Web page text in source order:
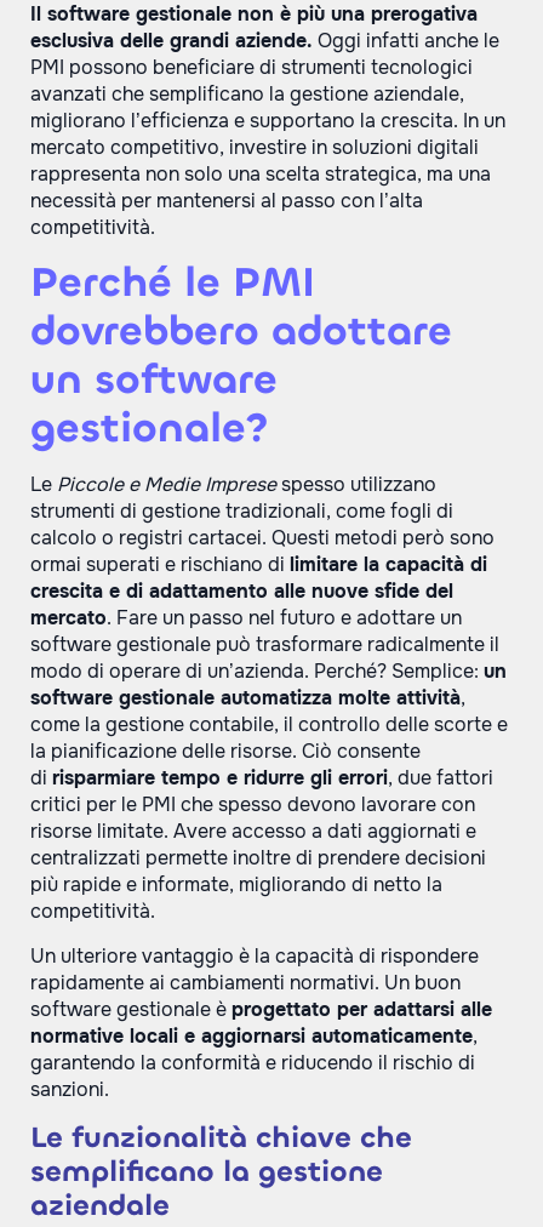
Il software gestionale non è più una prerogativa
esclusiva delle grandi aziende. Oggi infatti anche le
PMI possono beneficiare di strumenti tecnologici
avanzati che semplificano la gestione aziendale,
migliorano l’efficienza e supportano la crescita. In un
mercato competitivo, investire in soluzioni digitali
rappresenta non solo una scelta strategica, ma una
necessità per mantenersi al passo con l’alta
competitività.
Perché le PMI
dovrebbero adottare
un software
gestionale?
Le Piccole e Medie Impresespesso utilizzano
strumenti di gestione tradizionali, come fogli di
calcolo o registri cartacei. Questi metodi però sono
ormai superati e rischiano di limitare la capacità di
crescita e di adattamento alle nuove sfide del
mercato. Fare un passo nel futuro e adottare un
software gestionale può trasformare radicalmente il
modo di operare di un’azienda. Perché? Semplice: un
software gestionale automatizza molte attività,
come la gestione contabile, il controllo delle scorte e
la pianificazione delle risorse. Ciò consente
di risparmiare tempo e ridurre gli errori, due fattori
critici per le PMI che spesso devono lavorare con
risorse limitate. Avere accesso a dati aggiornati e
centralizzati permette inoltre di prendere decisioni
più rapide e informate, migliorando di netto la
competitività.
Un ulteriore vantaggio è la capacità di rispondere
rapidamente ai cambiamenti normativi. Un buon
software gestionale èprogettato per adattarsi alle
normative locali e aggiornarsi automaticamente,
garantendo la conformità e riducendo il rischio di
sanzioni.
Le funzionalità chiave che
semplificano la gestione
aziendale